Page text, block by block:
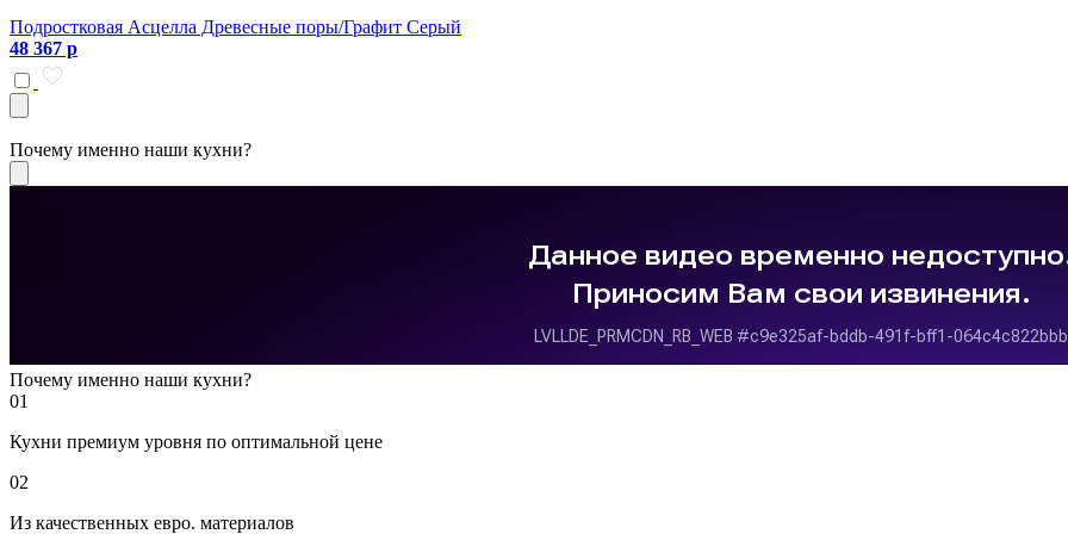
Подростковая Асцелла Древесные поры/Графит Серый
48 367 р
Почему именно наши кухни?
Почему именно наши кухни?
01
Кухни премиум уровня по оптимальной цене
02
Из качественных евро. материалов